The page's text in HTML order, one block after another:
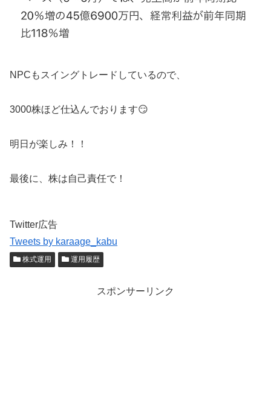
NPCもスイングトレードしているので、
3000株ほど仕込んでおります😏
明日が楽しみ！！
最後に、株は自己責任で！
Twitter広告
Tweets by karaage_kabu
株式運用 運用履歴
スポンサーリンク